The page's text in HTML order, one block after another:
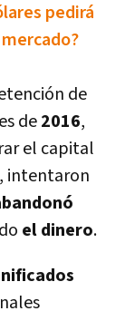
pedirá
de
de2016,
el capital
intentaron
el dinero.